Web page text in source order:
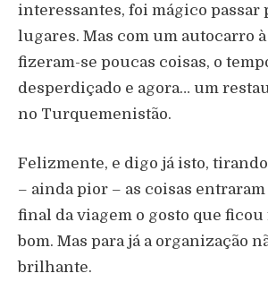
interessantes, foi mágico passar
lugares. Mas com um autocarro
fizeram-se poucas coisas, o
desperdiçado e agora… um
no Turquemenistão.
Felizmente, e digo já isto,
– ainda pior – as coisas
final da viagem o gosto que ficou
bom. Mas para já a organização
brilhante.